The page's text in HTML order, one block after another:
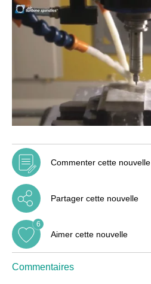
Commenter cette nouvelle
Partager cette nouvelle
Aimer cette nouvelle
6
Commentaires